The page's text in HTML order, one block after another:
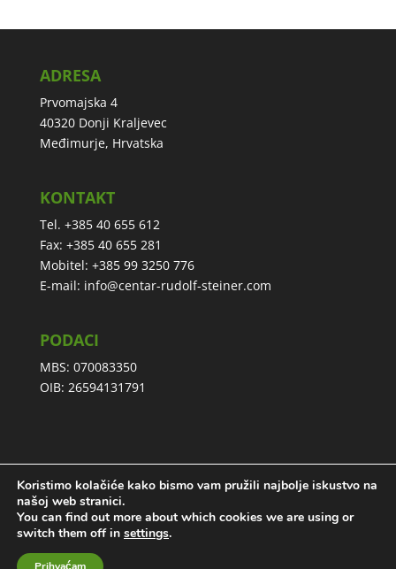
ADRESA
Prvomajska 4
40320 Donji Kraljevec
Međimurje, Hrvatska
KONTAKT
Tel. +385 40 655 612
Fax: +385 40 655 281
Mobitel: +385 99 3250 776
E-mail: info@centar-rudolf-steiner.com
PODACI
MBS: 070083350
OIB: 26594131791
Izjava o privatnosti
Koristimo kolačiće kako bismo vam pružili najbolje iskustvo na
našoj web stranici.
You can find out more about which cookies we are using or
switch them off in settings.